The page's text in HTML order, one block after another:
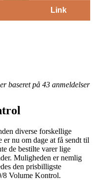
Link
baseret på 43 anmeldelser
diverse forskellige
nu om dage at få sendt til
de bestilte varer lige
Muligheden er nemlig
den prisbilligste
8 Volume Kontrol.